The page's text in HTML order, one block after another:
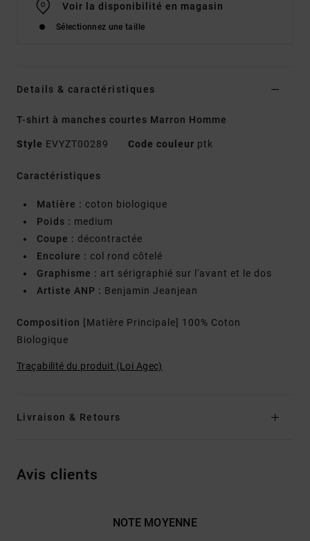
Voir la disponibilité en magasin
Sélectionnez une taille
Details & caractéristiques
T-shirt à manches courtes Marron Homme
Style EVYZT00289 Code couleur ptk
Caractéristiques
Matière : coton biologique
Poids : medium
Coupe : décontractée
Encolure : col rond côtelé
Graphisme : art sérigraphié sur l'avant et le dos
Artiste ANP : Benjamin Jeanjean
Composition [Matière Principale] 100% Coton
Biologique
Traçabilité du produit (Loi Agec)
Livraison & Retours
Avis clients
NOTE MOYENNE